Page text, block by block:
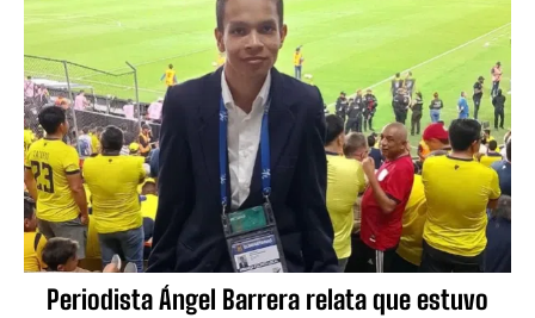
Periodista Ángel Barrera relata que estuvo